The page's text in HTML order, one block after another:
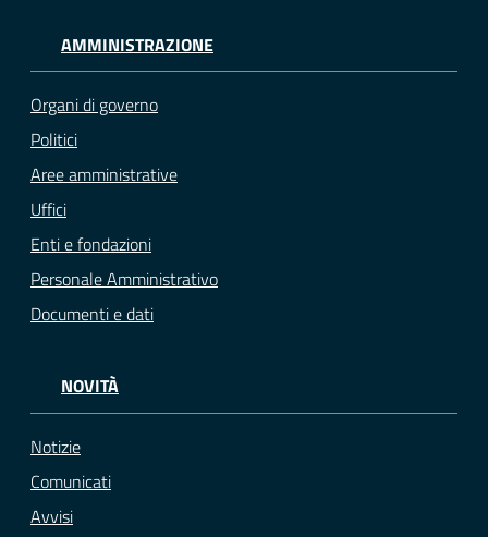
AMMINISTRAZIONE
Organi di governo
Politici
Aree amministrative
Uffici
Enti e fondazioni
Personale Amministrativo
Documenti e dati
NOVITÀ
Notizie
Comunicati
Avvisi